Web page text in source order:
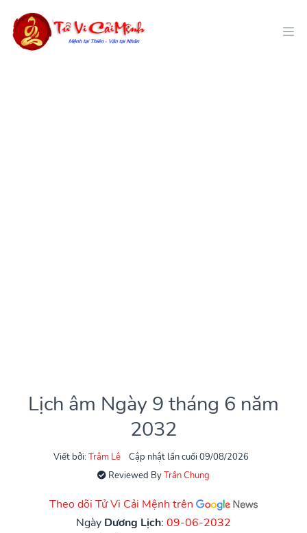
Lịch âm Ngày 9 tháng 6 năm
2032
Viết bởi: Trâm Lê
Cập nhật lần cuối 09/08/2026
Reviewed ByTrần Chung
Theo dõi Tử Vi Cải Mệnh trên
Ngày Dương Lịch: 09-06-2032